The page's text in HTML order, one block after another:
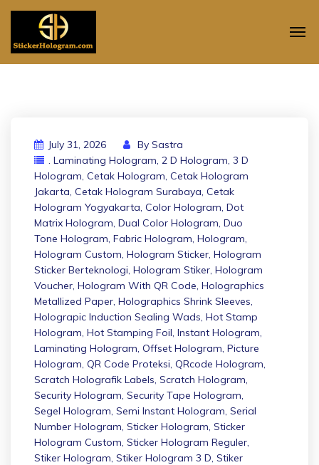
July 31, 2026 By Sastra
. Laminating Hologram, 2 D Hologram, 3 D
Hologram, Cetak Hologram, Cetak Hologram
Jakarta, Cetak Hologram Surabaya, Cetak
Hologram Yogyakarta, Color Hologram, Dot
Matrix Hologram, Dual Color Hologram, Duo
Tone Hologram, Fabric Hologram, Hologram,
Hologram Custom, Hologram Sticker, Hologram
Sticker Berteknologi, Hologram Stiker, Hologram
Voucher, Hologram With QR Code, Holographics
Metallized Paper, Holographics Shrink Sleeves,
Holograpic Induction Sealing Wads, Hot Stamp
Hologram, Hot Stamping Foil, Instant Hologram,
Laminating Hologram, Offset Hologram, Picture
Hologram, QR Code Proteksi, QRcode Hologram,
Scratch Holografik Labels, Scratch Hologram,
Security Hologram, Security Tape Hologram,
Segel Hologram, Semi Instant Hologram, Serial
Number Hologram, Sticker Hologram, Sticker
Hologram Custom, Sticker Hologram Reguler,
Stiker Hologram, Stiker Hologram 3 D, Stiker